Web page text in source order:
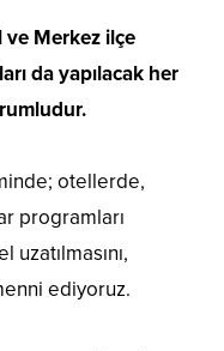
ve Merkez ilçe
da yapılacak her
otellerde,
programları
ediyoruz.